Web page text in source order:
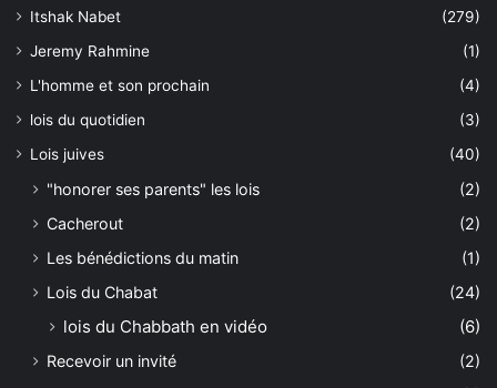
Itshak Nabet
(279)
Jeremy Rahmine
(1)
L'homme et son prochain
(4)
lois du quotidien
(3)
Lois juives
(40)
"honorer ses parents" les lois
(2)
Cacherout
(2)
Les bénédictions du matin
(1)
Lois du Chabat
(24)
lois du Chabbath en vidéo (6)
Recevoir un invité (2)